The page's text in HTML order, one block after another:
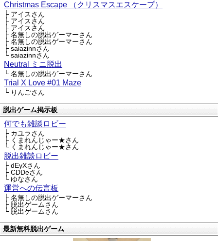
Christmas Escape （クリスマスエスケープ）
├ アイスさん
├ アイスさん
├ アイスさん
├ 名無しの脱出ゲーマーさん
├ 名無しの脱出ゲーマーさん
├ saiazinnさん
└ saiazinnさん
Neutral ミニ脱出
└ 名無しの脱出ゲーマーさん
Trial X Love #01 Maze
└ りんごさん
脱出ゲーム掲示板
何でも雑談ロビー
├ カユラさん
├ くまれんじゃー★さん
└ くまれんじゃー★さん
脱出雑談ロビー
├ dEyXさん
├ CDDeさん
└ ゆなさん
運営への伝言板
├ 名無しの脱出ゲーマーさん
├ 脱出ゲームさん
└ 脱出ゲームさん
最新無料脱出ゲーム